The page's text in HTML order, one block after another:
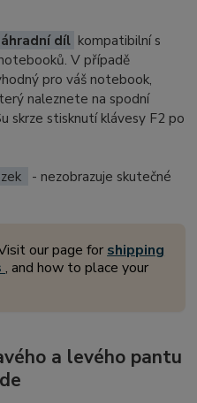
díl kompatibilní s
V případě
pro váš notebook,
naleznete na spodní
skrze stisknutí klávesy F2 po
- nezobrazuje skutečné
our page for shipping
, and how to place your
a levého pantu